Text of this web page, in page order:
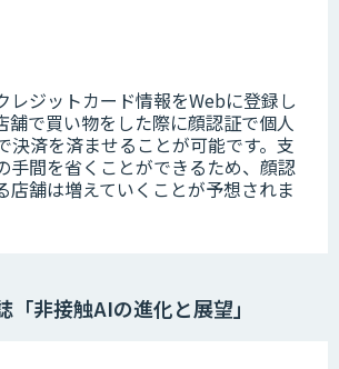
レジットカード情報をWebに登録し
舗で買い物をした際に顔認証で個人
決済を済ませることが可能です。支
手間を省くことができるため、顔認
店舗は増えていくことが予想されま
「非接触AIの進化と展望」